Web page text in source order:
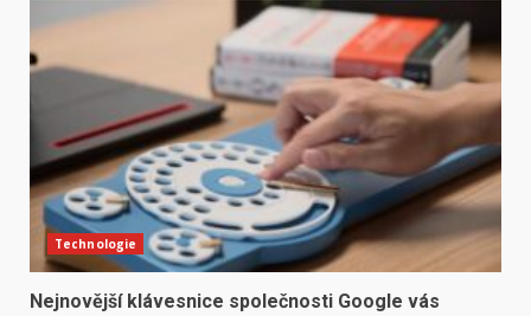
Technologie
Nejnovější klávesnice společnosti Google vás